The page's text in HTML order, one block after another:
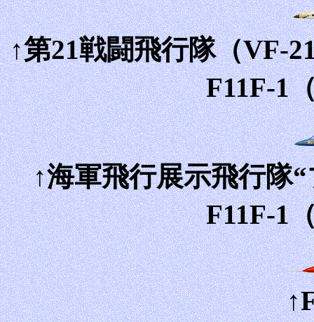
↑第21戦闘飛行隊（VF-
F11F-1
↑海軍飛行展示飛行隊
F11F-1